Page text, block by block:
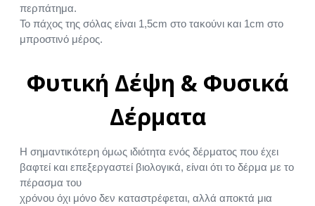
περπάτημα.
Το πάχος της σόλας είναι 1,5cm στο τακούνι και 1cm στο
μπροστινό μέρος.
Φυτική Δέψη & Φυσικά
Δέρματα
Η σημαντικότερη όμως ιδιότητα ενός δέρματος που έχει
βαφτεί και επεξεργαστεί βιολογικά, είναι ότι το δέρμα με το
πέρασμα του
χρόνου όχι μόνο δεν καταστρέφεται, αλλά αποκτά μια